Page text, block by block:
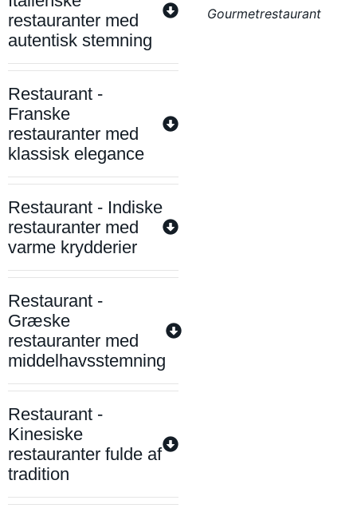
restauranter med
autentisk stemning
Restaurant -
Franske
restauranter med
klassisk elegance
Restaurant - Indiske
restauranter med
varme krydderier
Restaurant -
Græske
restauranter med
middelhavsstemning
Restaurant -
Kinesiske
restauranter fulde af
tradition
Gourmetrestaurant